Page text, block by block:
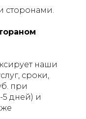
сторонами.
наши
сроки,
при
5 дней) и